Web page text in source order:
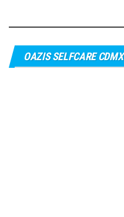
OAZIS SELFCARE CDMX